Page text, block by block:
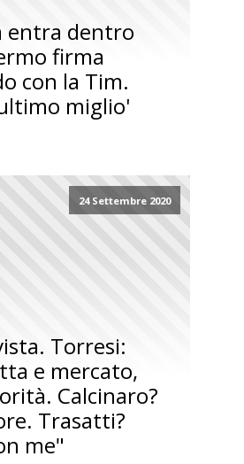
entra dentro
firma
con la Tim.
miglio'
24 Settembre 2020
Torresi:
e mercato,
Calcinaro?
Trasatti?
me"